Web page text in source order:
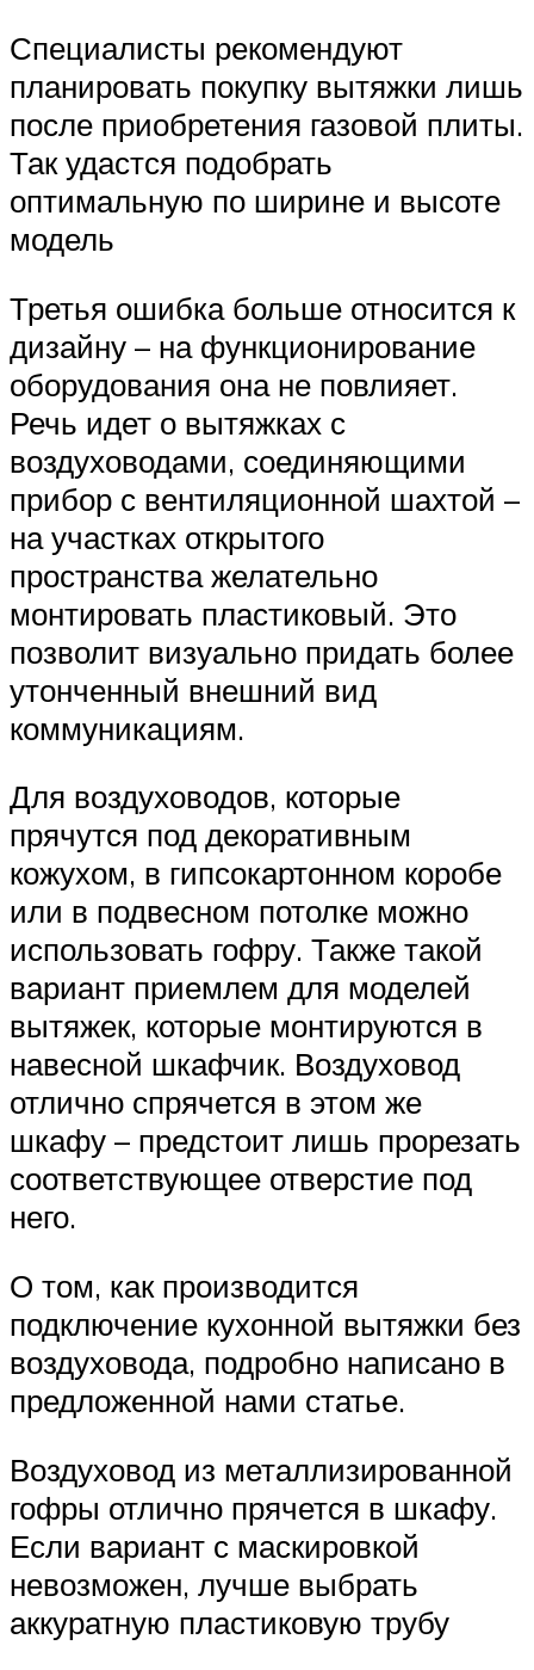
Специалисты рекомендуют
планировать покупку вытяжки лишь
после приобретения газовой плиты.
Так удастся подобрать
оптимальную по ширине и высоте
модель
Третья ошибка больше относится к
дизайну – на функционирование
оборудования она не повлияет.
Речь идет о вытяжках с
воздуховодами, соединяющими
прибор с вентиляционной шахтой –
на участках открытого
пространства желательно
монтировать пластиковый. Это
позволит визуально придать более
утонченный внешний вид
коммуникациям.
Для воздуховодов, которые
прячутся под декоративным
кожухом, в гипсокартонном коробе
или в подвесном потолке можно
использовать гофру. Также такой
вариант приемлем для моделей
вытяжек, которые монтируются в
навесной шкафчик. Воздуховод
отлично спрячется в этом же
шкафу – предстоит лишь прорезать
соответствующее отверстие под
него.
О том, как производится
подключение кухонной вытяжки без
воздуховода, подробно написано в
предложенной нами статье.
Воздуховод из металлизированной
гофры отлично прячется в шкафу.
Если вариант с маскировкой
невозможен, лучше выбрать
аккуратную пластиковую трубу